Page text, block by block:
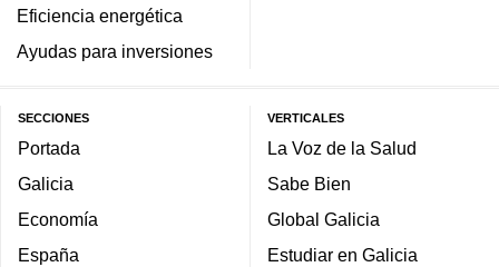
Eficiencia energética
Ayudas para inversiones
SECCIONES
Portada
Galicia
Economía
España
VERTICALES
La Voz de la Salud
Sabe Bien
Global Galicia
Estudiar en Galicia